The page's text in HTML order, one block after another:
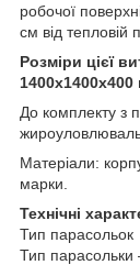
робочої
см від тепловій
Розміри цієї
1400х1400х400
До комплекту з
Матеріали:
марки.
Технічні
Тип парасольок
Тип